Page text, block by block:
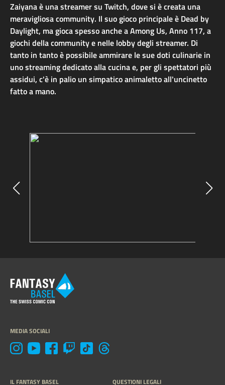
Zaiyana è una streamer su Twitch, dove si è creata una
meravigliosa community. Il suo gioco principale è Dead by
Daylight, ma gioca spesso anche a Among Us, Anno 117, a
giochi della community e nelle lobby degli streamer. Di
tanto in tanto è possibile ammirare le sue doti culinarie in
uno streaming dedicato alla cucina e, per gli spettatori più
assidui, c'è in palio un simpatico animaletto all'uncinetto
fatto a mano.
MEDIA SOCIALI
IL FANTASY BASEL QUESTIONI LEGALI